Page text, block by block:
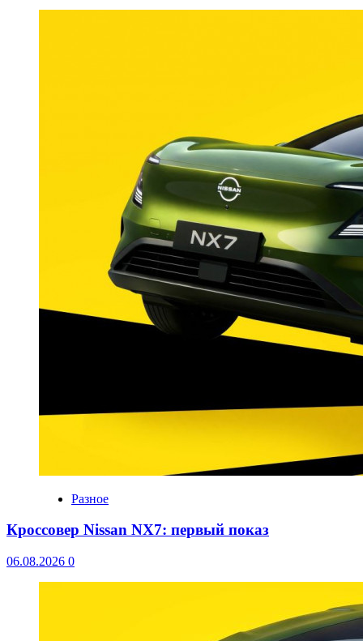
Разное
Кроссовер Nissan NX7: первый показ
06.08.2026 0